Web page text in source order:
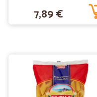
7,89 €